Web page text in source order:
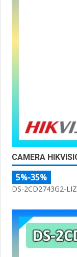
CAMERA
5%-35%
DS-2CD2743G2-